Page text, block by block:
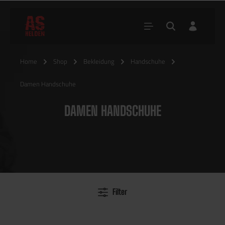
Home Shop Bekleidung Handschuhe
Damen Handschuhe
DAMEN HANDSCHUHE
Filter